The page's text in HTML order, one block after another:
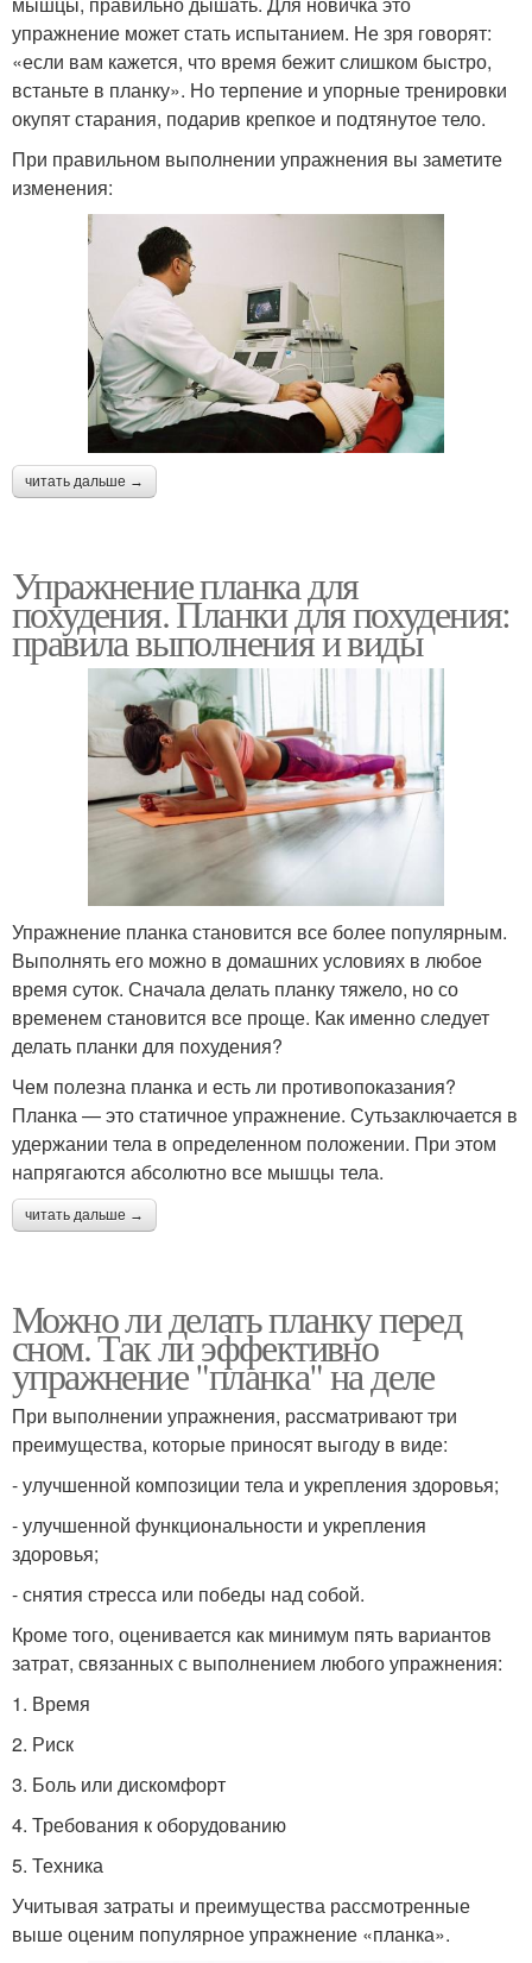
упражнение может стать испытанием. Не зря говорят:
«если вам кажется, что время бежит слишком быстро,
встаньте в планку». Но терпение и упорные тренировки
окупят старания, подарив крепкое и подтянутое тело.
При правильном выполнении упражнения вы заметите
изменения:
читать дальше →
Упражнение планка для
похудения. Планки для похудения:
правила выполнения и виды
Упражнение планка становится все более популярным.
Выполнять его можно в домашних условиях в любое
время суток. Сначала делать планку тяжело, но со
временем становится все проще. Как именно следует
делать планки для похудения?
Чем полезна планка и есть ли противопоказания?
Планка — это статичное упражнение. Сутьзаключается в
удержании тела в определенном положении. При этом
напрягаются абсолютно все мышцы тела.
читать дальше →
Можно ли делать планку перед
сном. Так ли эффективно
упражнение "планка" на деле
При выполнении упражнения, рассматривают три
преимущества, которые приносят выгоду в виде:
- улучшенной композиции тела и укрепления здоровья;
- улучшенной функциональности и укрепления
здоровья;
- снятия стресса или победы над собой.
Кроме того, оценивается как минимум пять вариантов
затрат, связанных с выполнением любого упражнения:
1. Время
2. Риск
3. Боль или дискомфорт
4. Требования к оборудованию
5. Техника
Учитывая затраты и преимущества рассмотренные
выше оценим популярное упражнение «планка».